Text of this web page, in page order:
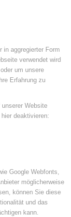
in aggregierter Form
verwendet wird
um unsere
Erfahrung zu
Website
deaktivieren:
Google Webfonts,
möglicherweise
können Sie diese
und das
kann.